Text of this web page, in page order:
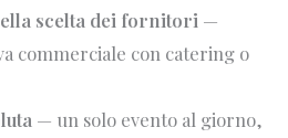
scelta dei fornitori —
commerciale con catering o
— un solo evento al giorno,